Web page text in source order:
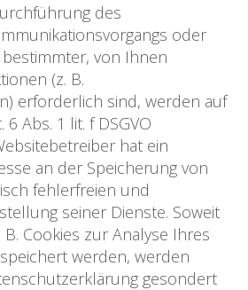
des
oder
von Ihnen
(z. B.
erforderlich sind, werden auf
Abs. 1 lit. f DSGVO
hat ein
an der Speicherung von
fehlerfreien und
seiner Dienste. Soweit
Cookies zur Analyse Ihres
werden, werden
gesondert